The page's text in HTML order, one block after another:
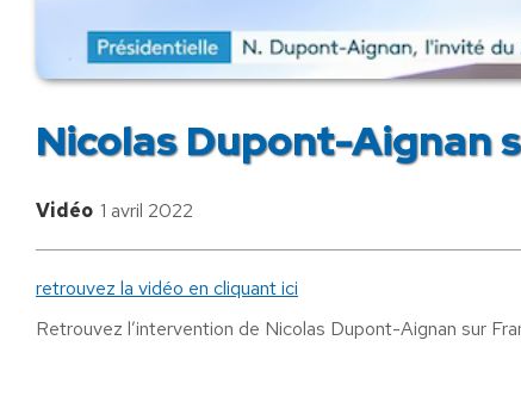
Nicolas Dupont-Aignan
Vidéo 1 avril 2022
retrouvez la vidéo en cliquant ici
Retrouvez l’intervention de Nicolas Dupont-Aignan sur